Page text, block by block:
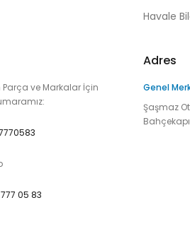
Havale
Parça ve Markalar İçin
05 83
Adres
Genel
Şaşmaz